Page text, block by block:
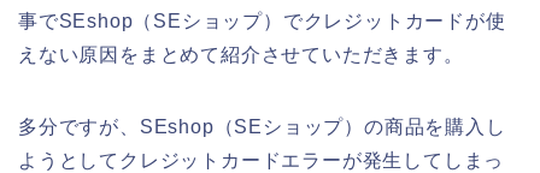
事でSEshop（SEショップ）でクレジットカードが使
えない原因をまとめて紹介させていただきます。
多分ですが、SEshop（SEショップ）の商品を購入し
ようとしてクレジットカードエラーが発生してしまっ